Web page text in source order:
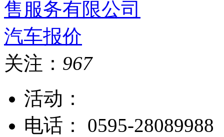
关注： 967
活动：
电话：
0595-28089988